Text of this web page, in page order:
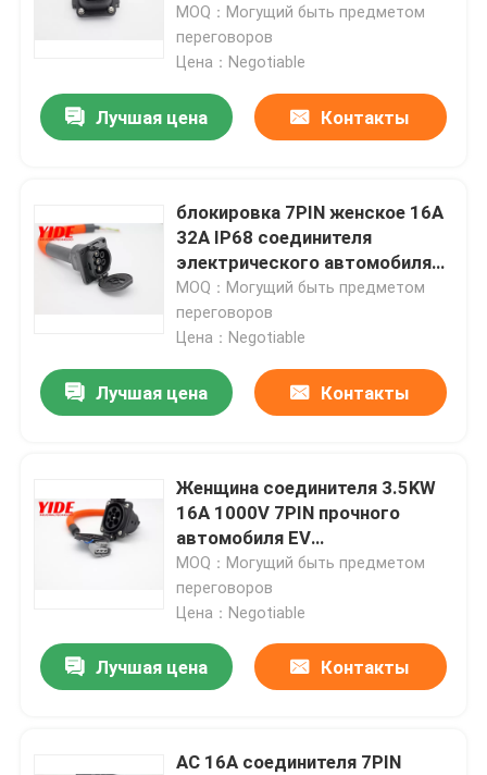
7PIN поручая
MOQ：Могущий быть предметом
переговоров
Цена：Negotiable
Лучшая цена Контакты
блокировка 7PIN женское 16A
32A IP68 соединителя
электрического автомобиля
250V США
MOQ：Могущий быть предметом
переговоров
Цена：Negotiable
Лучшая цена Контакты
Женщина соединителя 3.5KW
16A 1000V 7PIN прочного
автомобиля EV
водоустойчивая
MOQ：Могущий быть предметом
переговоров
Цена：Negotiable
Лучшая цена Контакты
AC 16A соединителя 7PIN